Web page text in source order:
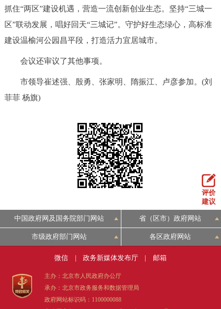
DEUTSCH FRANÇAIS РУССКИЙ ЯЗЫК
العربية
ITALIANO
抓住“两区”建设机遇，营造一流创新创业生态。坚持“三城一
区”联动发展，唱好回天“三城记”。守护好生态绿心，高标准
建设温榆河公园昌平段，打造活力宜居城市。
会议还审议了其他事项。
市领导崔述强、殷勇、张家明、隋振江、卢彦参加。(刘
菲菲 杨旗)
评价
建议
中国政府网及国务院部门网站 省（区市）政府网站
市级政府部门网站 各区政府网站
微信 政务新媒体发布厅 邮箱
主办：北京市人民政府办公厅
承办：北京市政务服务和数据管理局
政府网站标识码：1100000088